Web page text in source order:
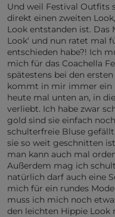
Und weil Festival Outfits
direkt einen zweiten
Look entstanden ist. Das
Look‘ und nun ratet mal
entschieden habe?! Ich
mich für das Coachella
spätestens bei den
kommt in mir immer ein
heute mal unten an, in
verliebt. Ich habe zwar
gold sind sie einfach
schulterfreie Bluse
sie so weit geschnitten
man kann auch mal
Außerdem mag ich
natürlich darf auch eine
mich für ein rundes
muss ich mich noch
den leichten Hippie Look